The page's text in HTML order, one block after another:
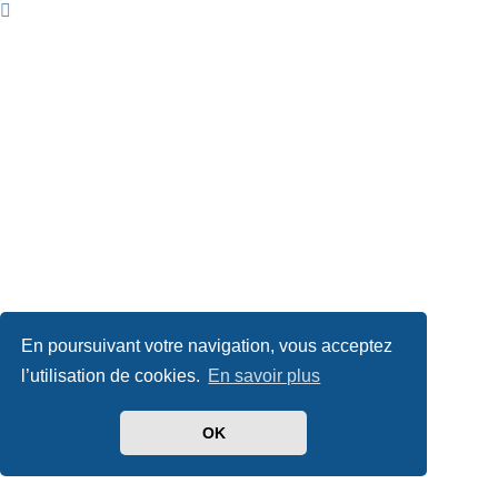
En poursuivant votre navigation, vous acceptez
l’utilisation de cookies. En savoir plus
OK